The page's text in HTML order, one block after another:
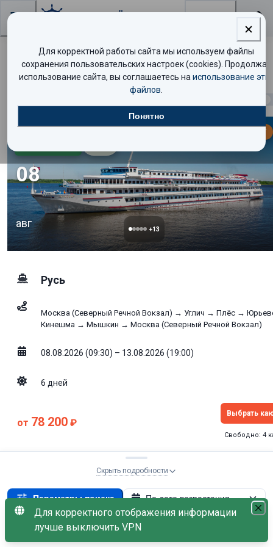
Поиск круизов
Скрыть подробности
Параметры поиска По дате возрастания
С наличием мест Начало: Москва ×
+13
МАЛО МЕСТ
08
авг
Русь
Москва (Северный Речной Вокзал) → Углич → Плёс →
Кинешма → Мышкин → Москва (Северный Речной Вокзал)
08.08.2026 (09:30) – 13.08.2026 (19:00)
6 дней
от 78 200 ₽
Выбрать
Свободно: 4
Комфорт 8.2/10
09
Для корректной работы сайта мы используем файлы
сохранения пользовательских настроек (cookies). Продолжая
использование сайта, вы соглашаетесь на использование
файлов
Понятно
Для корректного отображения информации
лучше выключить VPN